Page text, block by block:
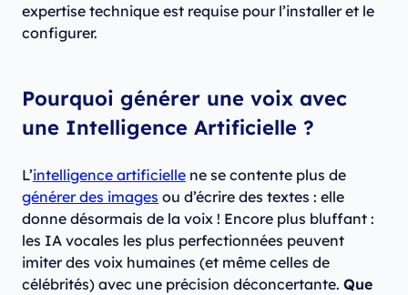
expertise technique est requise pour l’installer et le
configurer.
Pourquoi générer une voix avec
une Intelligence Artificielle ?
L’intelligence artificielle ne se contente plus de
générer des images ou d’écrire des textes : elle
donne désormais de la voix ! Encore plus bluffant :
les IA vocales les plus perfectionnées peuvent
imiter des voix humaines (et même celles de
célébrités) avec une précision déconcertante. Que